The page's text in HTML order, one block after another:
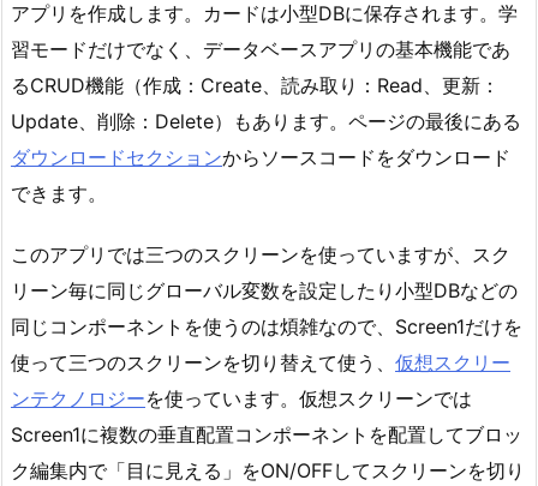
アプリを作成します。カードは小型DBに保存されます。学
習モードだけでなく、データベースアプリの基本機能であ
るCRUD機能（作成：Create、読み取り：Read、更新：
Update、削除：Delete）もあります。ページの最後にある
ダウンロードセクションからソースコードをダウンロード
できます。
このアプリでは三つのスクリーンを使っていますが、スク
リーン毎に同じグローバル変数を設定したり小型DBなどの
同じコンポーネントを使うのは煩雑なので、Screen1だけを
使って三つのスクリーンを切り替えて使う、 仮想スクリー
ンテクノロジーを使っています。仮想スクリーンでは
Screen1に複数の垂直配置コンポーネントを配置してブロッ
ク編集内で「目に見える」をON/OFFしてスクリーンを切り